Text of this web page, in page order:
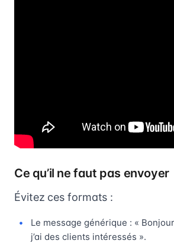
Ce qu’il ne faut pas envoyer
Évitez ces formats :
Le message générique : «
j’ai des clients intéressés ».